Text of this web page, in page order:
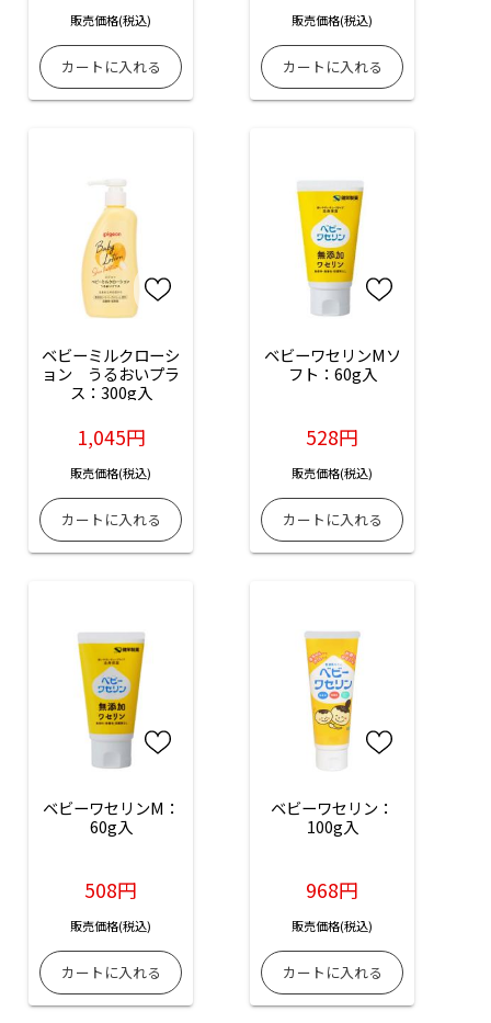
販売価格(税込) 販売価格(税込)
ベビーミルクローシ
ョン　うるおいプラ
ス：300g入
1,045円
販売価格(税込)
ベビーワセリンMソ
フト：60g入
528円
販売価格(税込)
ベビーワセリンM：
60g入
508円
販売価格(税込)
ベビーワセリン：
100g入
968円
販売価格(税込)